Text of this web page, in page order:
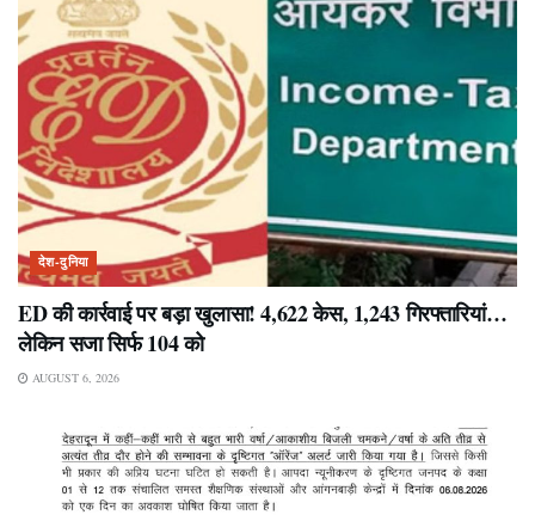
देश-दुनिया
ED की कार्रवाई पर बड़ा खुलासा! 4,622 केस, 1,243 गिरफ्तारियां…
लेकिन सजा सिर्फ 104 को
AUGUST 6, 2026